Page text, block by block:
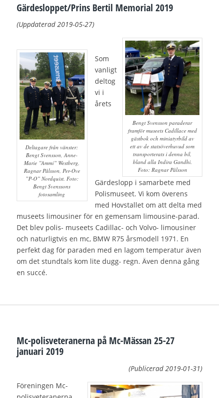
Gärdesloppet/Prins Bertil Memorial 2019
(Uppdaterad 2019-05-27)
Bengt Svensson paraderar
framför museets Cadillace med
gästbok och miniatyrbild av
ett av de statsöverhuvud som
transporterats i denna bil,
bland alla Indira Gandhi.
Foto: Ragnar Pålsson
Deltagare från vänster:
Bengt Svensson, Anne-
Marie ”Ammi” Westberg,
Ragnar Pålsson, Per-Ove
”P-O” Nordquist. Foto:
Bengt Svenssons
fotosamling
Som
vanligt
deltog
vi i
årets
Gärdeslopp i samarbete med
Polismuseet. Vi kom överens
med Hovstallet om att delta med
museets limousiner för en gemensam limousine-parad.
Det blev polis- museets Cadillac- och Volvo- limousiner
och naturligtvis en mc, BMW R75 årsmodell 1971. En
perfekt dag för paraden med en lagom temperatur även
om det stundtals kom lite dugg- regn. Även denna gång
en succé.
Mc-polisveteranerna på Mc-Mässan 25-27
januari 2019
(Publicerad 2019-01-31)
Föreningen Mc-